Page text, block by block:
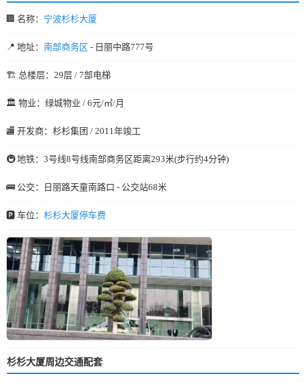
🏢 名称： 宁波杉杉大厦
📍 地址： 南部商务区 - 日丽中路777号
🏗️ 总楼层：29层 / 7部电梯
🏛️ 物业：绿城物业 / 6元/㎡/月
🏬 开发商：杉杉集团 / 2011年竣工
🚇 地铁：3号线8号线南部商务区距离293米(步行约4分钟)
🚌 公交：日丽路天童南路口 - 公交站68米
🅿️ 车位： 杉杉大厦停车费
杉杉大厦周边交通配套